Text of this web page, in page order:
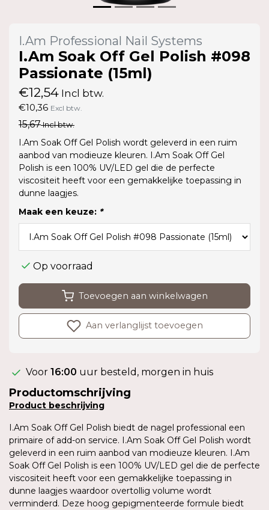
I.Am Professional Nail Systems
I.Am Soak Off Gel Polish #098
Passionate (15ml)
€12,54 Incl btw.
€10,36 Excl btw.
15,67Incl btw.
I.Am Soak Off Gel Polish wordt geleverd in een ruim
aanbod van modieuze kleuren. I.Am Soak Off Gel
Polish is een 100% UV/LED gel die de perfecte
viscositeit heeft voor een gemakkelijke toepassing in
dunne laagjes.
Maak een keuze: *
Op voorraad
Toevoegen aan winkelwagen
Aan verlanglijst toevoegen
Voor 16:00 uur besteld, morgen in huis
Productomschrijving
Product beschrijving
I.Am Soak Off Gel Polish biedt de nagel professional een
primaire of add-on service. I.Am Soak Off Gel Polish wordt
geleverd in een ruim aanbod van modieuze kleuren. I.Am
Soak Off Gel Polish is een 100% UV/LED gel die de perfecte
viscositeit heeft voor een gemakkelijke toepassing in
dunne laagjes waardoor overtollig volume wordt
verminderd. Deze hoog gepigmenteerde formule biedt